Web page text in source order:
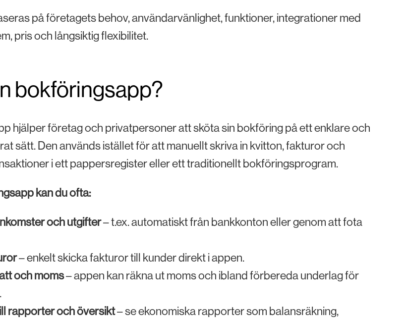
på företagets behov, användarvänlighet, funktioner, integrationer med
pris och långsiktig flexibilitet.
bokföringsapp?
hjälper företag och privatpersoner att sköta sin bokföring på ett enklare och
sätt. Den används istället för att manuellt skriva in kvitton, fakturor och
i ett pappersregister eller ett traditionellt bokföringsprogram.
kan du ofta:
och utgifter– t.ex. automatiskt från bankkonton eller genom att fota
– enkelt skicka fakturor till kunder direkt i appen.
och moms– appen kan räkna ut moms och ibland förbereda underlag för
rapporter och översikt– se ekonomiska rapporter som balansräkning,